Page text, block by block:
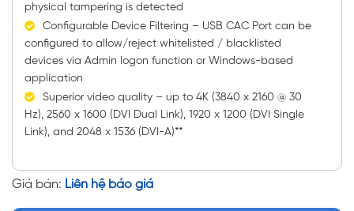
physical tampering is detected
Configurable Device Filtering – USB CAC Port can be
configured to allow/reject whitelisted / blacklisted
devices via Admin logon function or Windows-based
application
Superior video quality – up to 4K (3840 x 2160 @ 30
Hz), 2560 x 1600 (DVI Dual Link), 1920 x 1200 (DVI Single
Link), and 2048 x 1536 (DVI-A)**
Giá bán: Liên hệ báo giá